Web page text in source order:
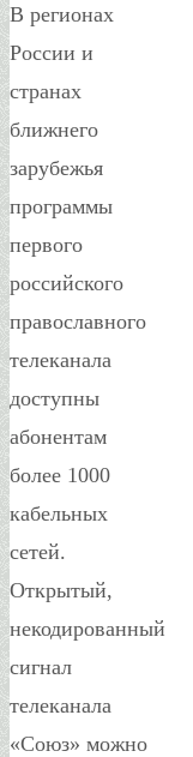
В регионах
России и
странах
ближнего
зарубежья
программы
первого
российского
православного
телеканала
доступны
абонентам
более 1000
кабельных
сетей.
Открытый,
некодированный
сигнал
телеканала
«Союз» можно